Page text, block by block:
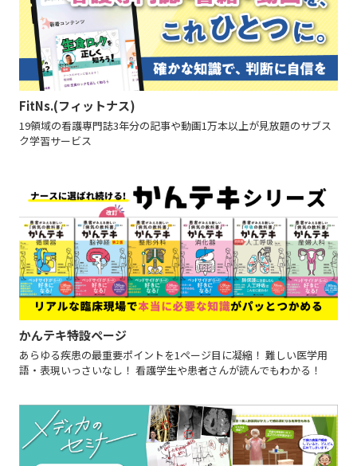
FitNs.(フィットナス)
19領域の看護専門誌3年分の記事や動画1万本以上が見放題のサブス
ク学習サービス
かんテキ特設ページ
あらゆる疾患の最重要ポイントを1ページ目に凝縮！ 難しい医学用
語・表現いっさいなし！ 看護学生や患者さんが読んでもわかる！